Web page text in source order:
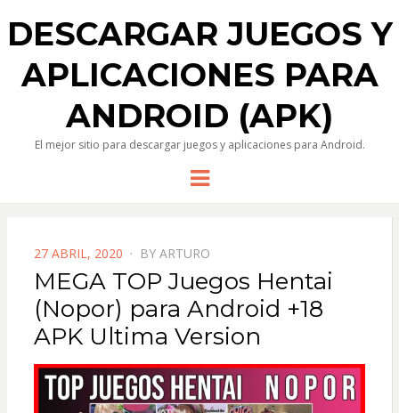
DESCARGAR JUEGOS Y
APLICACIONES PARA
ANDROID (APK)
El mejor sitio para descargar juegos y aplicaciones para Android.
Menu
POSTED
ON
27 ABRIL, 2020 BY ARTURO
MEGA TOP Juegos Hentai
(Nopor) para Android +18
APK Ultima Version